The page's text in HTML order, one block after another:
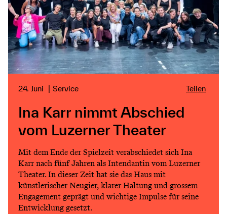
24. Juni Service Teilen
Ina Karr nimmt Abschied
vom Luzerner Theater
Mit dem Ende der Spielzeit verabschiedet sich Ina
Karr nach fünf Jahren als Intendantin vom Luzerner
Theater. In dieser Zeit hat sie das Haus mit
künstlerischer Neugier, klarer Haltung und grossem
Engagement geprägt und wichtige Impulse für seine
Entwicklung gesetzt.